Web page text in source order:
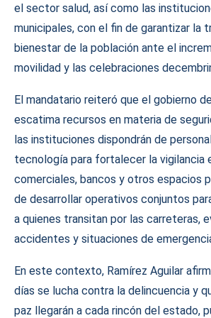
el sector salud, así como las
municipales, con el fin de garantizar la
bienestar de la población ante el
movilidad y las celebraciones
El mandatario reiteró que el gobierno
escatima recursos en materia de
las instituciones dispondrán de
tecnología para fortalecer la vigilancia
comerciales, bancos y otros espacios
de desarrollar operativos conjuntos
a quienes transitan por las carreteras,
accidentes y situaciones de
En este contexto, Ramírez Aguilar
días se lucha contra la delincuencia y
paz llegarán a cada rincón del estado,